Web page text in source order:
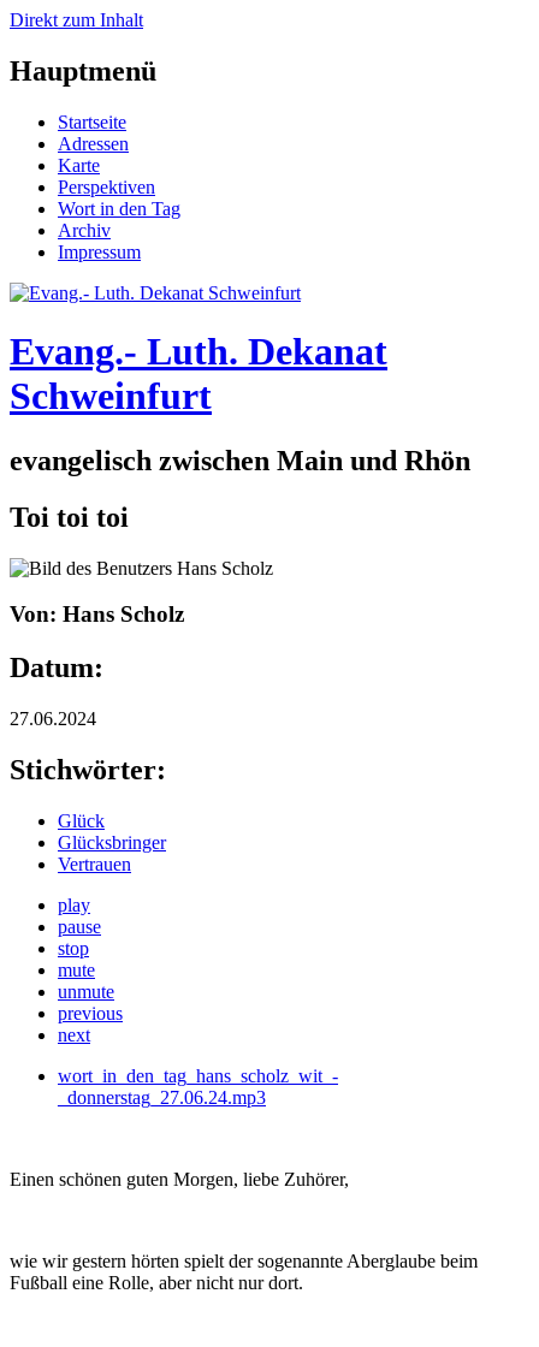
Direkt zum Inhalt
Hauptmenü
Startseite
Adressen
Karte
Perspektiven
Wort in den Tag
Archiv
Impressum
Evang.- Luth. Dekanat
Schweinfurt
evangelisch zwischen Main und Rhön
Toi toi toi
Von: Hans Scholz
Datum:
27.06.2024
Stichwörter:
Glück
Glücksbringer
Vertrauen
play
pause
stop
mute
unmute
previous
next
wort_in_den_tag_hans_scholz_wit_-
_donnerstag_27.06.24.mp3
Einen schönen guten Morgen, liebe Zuhörer,
wie wir gestern hörten spielt der sogenannte Aberglaube beim
Fußball eine Rolle, aber nicht nur dort.